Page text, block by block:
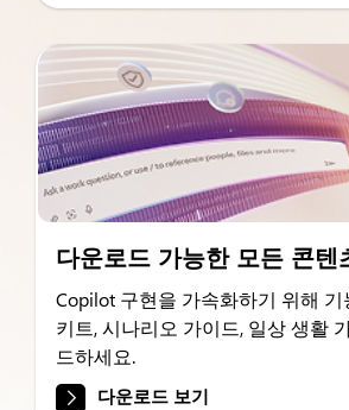
다운로드 가능한 모든 콘텐
Copilot 구현을 가속화하기 위해 기
키트, 시나리오 가이드, 일상 생활
드하세요.
다운로드 보기